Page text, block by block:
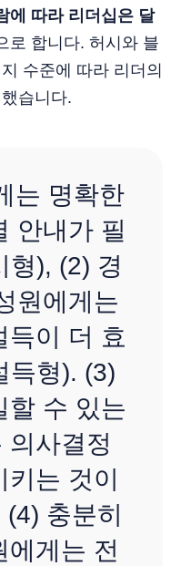
에 따라 리더십은 달
로 합니다. 허시와 블
수준에 따라 리더의
습니다.
는 명확한
안내가 필
형), (2) 경
원에게는
득이 더 효
득형). (3)
할 수 있는
의사결정
는 것이
충분히
에게는 전